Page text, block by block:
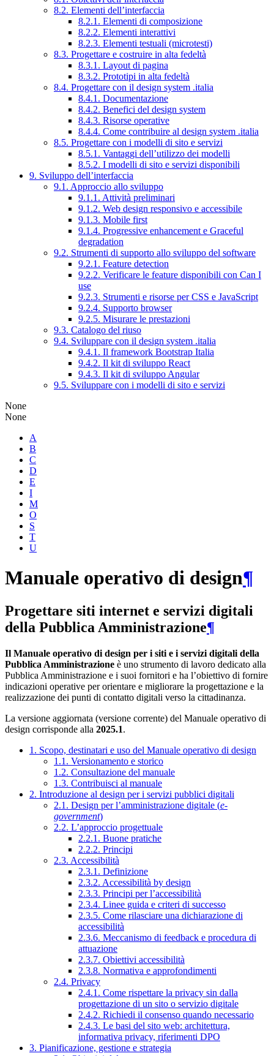
8.2. Elementi dell’interfaccia
8.2.1. Elementi di composizione
8.2.2. Elementi interattivi
8.2.3. Elementi testuali (microtesti)
8.3. Progettare e costruire in alta fedeltà
8.3.1. Layout di pagina
8.3.2. Prototipi in alta fedeltà
8.4. Progettare con il design system .italia
8.4.1. Documentazione
8.4.2. Benefici del design system
8.4.3. Risorse operative
8.4.4. Come contribuire al design system .italia
8.5. Progettare con i modelli di sito e servizi
8.5.1. Vantaggi dell’utilizzo dei modelli
8.5.2. I modelli di sito e servizi disponibili
9. Sviluppo dell’interfaccia
9.1. Approccio allo sviluppo
9.1.1. Attività preliminari
9.1.2. Web design responsivo e accessibile
9.1.3. Mobile first
9.1.4. Progressive enhancement e Graceful
degradation
9.2. Strumenti di supporto allo sviluppo del software
9.2.1. Feature detection
9.2.2. Verificare le feature disponibili con Can I
use
9.2.3. Strumenti e risorse per CSS e JavaScript
9.2.4. Supporto browser
9.2.5. Misurare le prestazioni
9.3. Catalogo del riuso
9.4. Sviluppare con il design system .italia
9.4.1. Il framework Bootstrap Italia
9.4.2. Il kit di sviluppo React
9.4.3. Il kit di sviluppo Angular
9.5. Sviluppare con i modelli di sito e servizi
None
None
A
B
C
D
E
I
M
O
S
T
U
Manuale operativo di design¶
Progettare siti internet e servizi digitali
della Pubblica Amministrazione¶
Il Manuale operativo di design per i siti e i servizi digitali della
Pubblica Amministrazione è uno strumento di lavoro dedicato alla
Pubblica Amministrazione e i suoi fornitori e ha l’obiettivo di fornire
indicazioni operative per orientare e migliorare la progettazione e la
realizzazione dei punti di contatto digitali verso la cittadinanza.
La versione aggiornata (versione corrente) del Manuale operativo di
design corrisponde alla 2025.1.
1. Scopo, destinatari e uso del Manuale operativo di design
1.1. Versionamento e storico
1.2. Consultazione del manuale
1.3. Contribuisci al manuale
2. Introduzione al design per i servizi pubblici digitali
2.1. Design per l’amministrazione digitale (e-
government)
2.2. L’approccio progettuale
2.2.1. Buone pratiche
2.2.2. Principi
2.3. Accessibilità
2.3.1. Definizione
2.3.2. Accessibilità by design
2.3.3. Principi per l’accessibilità
2.3.4. Linee guida e criteri di successo
2.3.5. Come rilasciare una dichiarazione di
accessibilità
2.3.6. Meccanismo di feedback e procedura di
attuazione
2.3.7. Obiettivi accessibilità
2.3.8. Normativa e approfondimenti
2.4. Privacy
2.4.1. Come rispettare la privacy sin dalla
progettazione di un sito o servizio digitale
2.4.2. Richiedi il consenso quando necessario
2.4.3. Le basi del sito web: architettura,
informativa privacy, riferimenti DPO
3. Pianificazione, gestione e strategia